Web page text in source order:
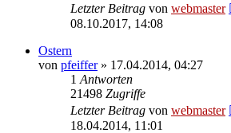
Letzter Beitrag von webmaster
08.10.2017, 14:08
Ostern
von pfeiffer» 17.04.2014, 04:27
1 Antworten
21498 Zugriffe
Letzter Beitrag von webmaster
18.04.2014, 11:01